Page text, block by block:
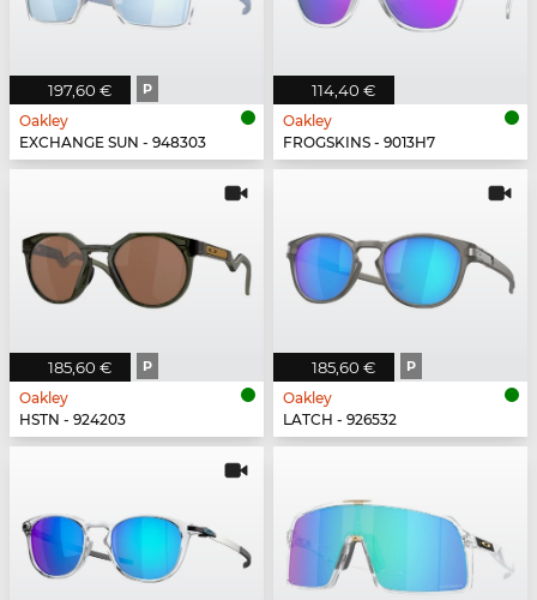
197,60 € P
Oakley
EXCHANGE SUN - 948303
114,40 €
Oakley
FROGSKINS - 9013H7
185,60 € P
Oakley
HSTN - 924203
185,60 € P
Oakley
LATCH - 926532